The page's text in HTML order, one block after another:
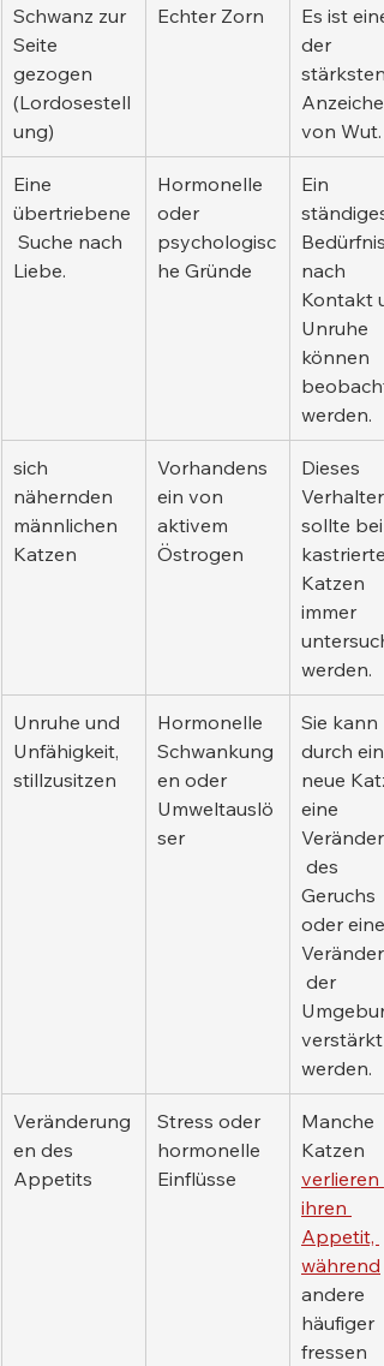
Schwanz zur
Seite
gezogen
(Lordosestell
ung)
Echter Zorn
Es ist
der
stärksten
von Wut.
Eine
übertriebene
Suche nach
Liebe.
Hormonelle
oder
psychologisc
he Gründe
Ein
ständiges
Bedürfnis
nach
Kontakt
Unruhe
können
werden.
sich
nähernden
männlichen
Katzen
Vorhandens
ein von
aktivem
Östrogen
Dieses
Verhalten
sollte bei
Katzen
immer
werden.
Unruhe und
Unfähigkeit,
stillzusitzen
Hormonelle
Schwankung
en oder
Umweltauslö
ser
Sie kann
durch
neue
eine
des
Geruchs
oder eine
der
verstärkt
werden.
Veränderung
en des
Appetits
Stress oder
hormonelle
Einflüsse
Manche
Katzen
verlieren
ihren
Appetit,
während
andere
häufiger
fressen